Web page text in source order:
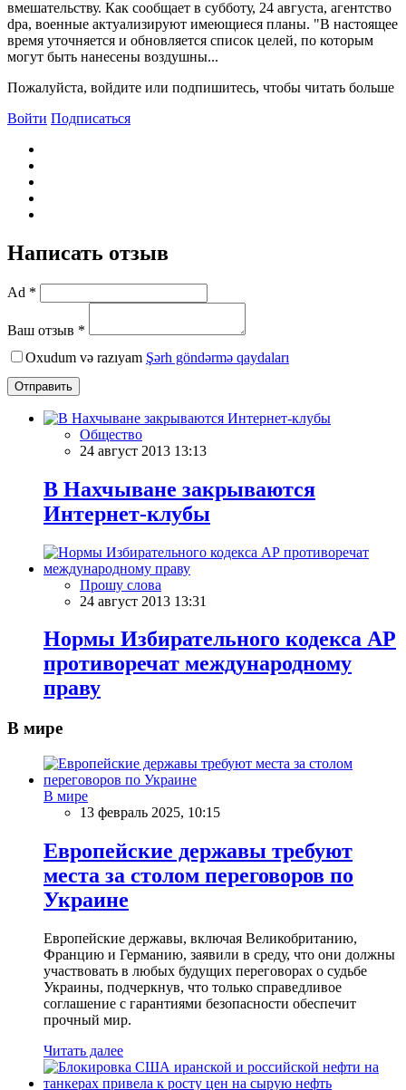
вмешательству. Как сообщает в субботу, 24 августа, агентство
dpa, военные актуализируют имеющиеся планы. "В настоящее
время уточняется и обновляется список целей, по которым
могут быть нанесены воздушны...
Пожалуйста, войдите или подпишитесь, чтобы читать больше
Войти Подписаться
Написать отзыв
Ad *
Ваш отзыв *
Oxudum və razıyam Şərh göndərmə qaydaları
Отправить
Общество
24 август 2013 13:13
В Нахчыване закрываются
Интернет-клубы
Прошу слова
24 август 2013 13:31
Нормы Избирательного кодекса АР
противоречат международному
праву
В мире
В мире
13 февраль 2025, 10:15
Европейские державы требуют
места за столом переговоров по
Украине
Европейские державы, включая Великобританию,
Францию и Германию, заявили в среду, что они должны
участвовать в любых будущих переговорах о судьбе
Украины, подчеркнув, что только справедливое
соглашение с гарантиями безопасности обеспечит
прочный мир.
Читать далее